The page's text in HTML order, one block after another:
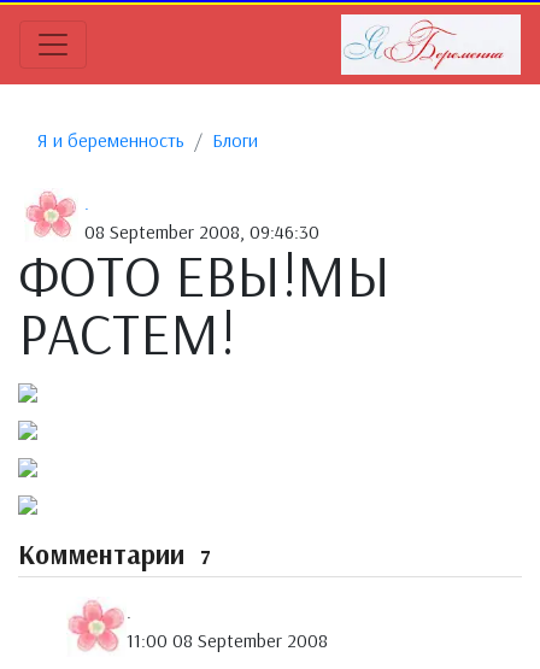
Я и беременность Блоги
.
08 September 2008, 09:46:30
ФОТО ЕВЫ!МЫ
РАСТЕМ!
Комментарии 7
.
11:00 08 September 2008